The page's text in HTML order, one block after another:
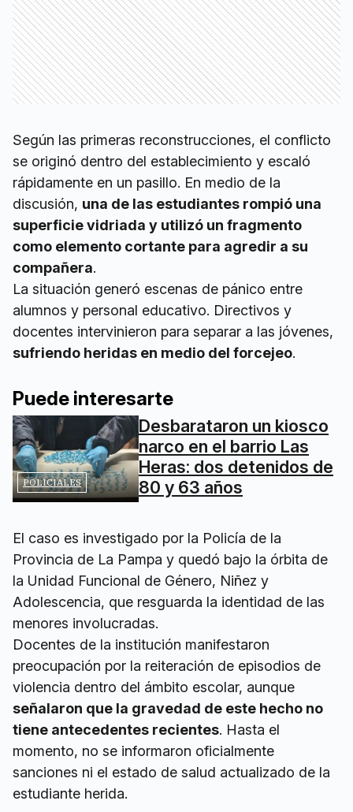
Según las primeras reconstrucciones, el conflicto
se originó dentro del establecimiento y escaló
rápidamente en un pasillo. En medio de la
discusión, una de las estudiantes rompió una
superficie vidriada y utilizó un fragmento
como elemento cortante para agredir a su
compañera.
La situación generó escenas de pánico entre
alumnos y personal educativo. Directivos y
docentes intervinieron para separar a las jóvenes,
sufriendo heridas en medio del forcejeo.
Puede interesarte
POLICIALES
Desbarataron un kiosco
narco en el barrio Las
Heras: dos detenidos de
80 y 63 años
El caso es investigado por la Policía de la
Provincia de La Pampa y quedó bajo la órbita de
la Unidad Funcional de Género, Niñez y
Adolescencia, que resguarda la identidad de las
menores involucradas.
Docentes de la institución manifestaron
preocupación por la reiteración de episodios de
violencia dentro del ámbito escolar, aunque
señalaron que la gravedad de este hecho no
tiene antecedentes recientes. Hasta el
momento, no se informaron oficialmente
sanciones ni el estado de salud actualizado de la
estudiante herida.